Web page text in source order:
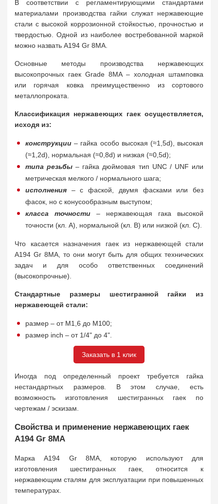
В соответствии с регламентирующими стандартами
материалами производства гайки служат нержавеющие
стали с высокой коррозионной стойкостью, прочностью и
твердостью. Одной из наиболее востребованной маркой
можно назвать A194 Gr 8MA.
Основные методы производства нержавеющих
высокопрочных гаек Grade 8MA – холодная штамповка
или горячая ковка преимущественно из сортового
металлопроката.
Классификация нержавеющих гаек осуществляется,
исходя из:
конструкции – гайка особо высокая (≈1,5d), высокая
(≈1,2d), нормальная (≈0,8d) и низкая (≈0,5d);
типа резьбы – гайка дюймовая тип UNC / UNF или
метрическая мелкого / нормального шага;
исполнения – с фаской, двумя фасками или без
фасок, но с конусообразным выступом;
класса точности – нержавеющая гака высокой
точности (кл. А), нормальной (кл. В) или низкой (кл. С).
Что касается назначения гаек из нержавеющей стали
A194 Gr 8MA, то они могут быть для общих технических
задач и для особо ответственных соединений
(высокопрочные).
Стандартные размеры шестигранной гайки из
нержавеющей стали:
размер – от М1,6 до М100;
размер inch – от 1/4" до 4".
Заказать в 1 клик
Иногда под определенный проект требуется гайка
нестандартных размеров. В этом случае, есть
возможность изготовления шестигранных гаек по
чертежам / эскизам.
Свойства и применение нержавеющих гаек
A194 Gr 8MA
Марка A194 Gr 8MA, которую используют для
изготовления шестигранных гаек, относится к
нержавеющим сталям для эксплуатации при повышенных
температурах.